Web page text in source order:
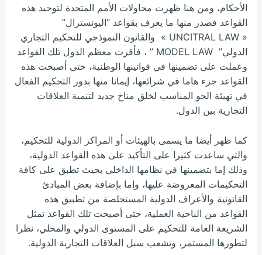
الأحكام، ومن هنا ظهرت محاولات الأمم المتحدة لتوحيد هذه
القواعد فصدر منها ما يعرف بقواعد “اليونسترال”
« UNCITRAL LAW » والقانون النموذجي للتحكيم التجاري
الدولي” MODEL LAW ” ، فأقرت معظم
الدول تلك القواعد
وعملت على تضمينها في قوانينها الوطنية، حتى أصبحت هذه
القواعد جزء هاما في شرائعها، إيمانا منها بدور التحكيم الفعال
في تهيئة الجو المناسب لخلق مناخ جديد لتنمية العلاقات
التجارية بين الدول.
كما ظهر أيضا ما يسمى بالهيئات أو المراكز الدولية للتحكيم،
والتي ساعدت كثيرا على التأكيد على هذه القواعد الدولية،
وذلك إما بتضمينها في نظامها الداخلي بحيث تطبق على كافة
التحكيمات المعروضة عليها، وإما بإضافة بعض المبادئ
القانونية والأعراف الدولية المستخلصة من تطبيق هذه
القواعد من الناحية العملية، حتى أصبحت تلك القواعد تمثل
الشريعة العامة للتحكيم على المستوى الدولي والمحلي، نظرا
لتطورها المستمر، وتشعب سبل العلاقات التجارية الدولية.